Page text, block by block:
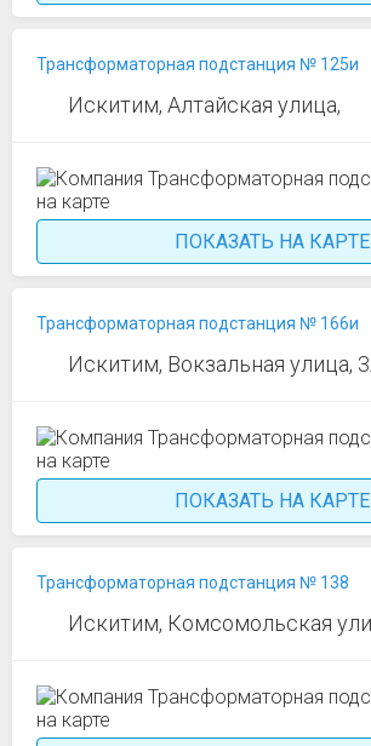
Трансформаторная подстанция № 125и
Искитим, Алтайская улица,
ПОКАЗАТЬ НА КАРТЕ
Трансформаторная подстанция № 166и
Искитим, Вокзальная улица,
ПОКАЗАТЬ НА КАРТЕ
Трансформаторная подстанция № 138
Искитим, Комсомольская